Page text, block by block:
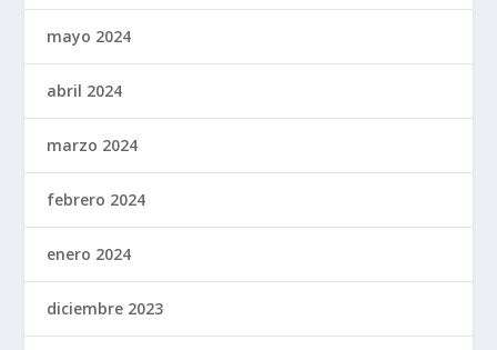
mayo 2024
abril 2024
marzo 2024
febrero 2024
enero 2024
diciembre 2023